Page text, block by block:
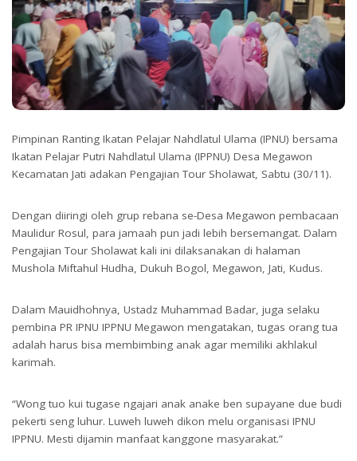
Pimpinan Ranting Ikatan Pelajar Nahdlatul Ulama (IPNU) bersama
Ikatan Pelajar Putri Nahdlatul Ulama (IPPNU) Desa Megawon
Kecamatan Jati adakan Pengajian Tour Sholawat, Sabtu (30/11).
Dengan diiringi oleh grup rebana se-Desa Megawon pembacaan
Maulidur Rosul, para jamaah pun jadi lebih bersemangat. Dalam
Pengajian Tour Sholawat kali ini dilaksanakan di halaman
Mushola Miftahul Hudha, Dukuh Bogol, Megawon, Jati, Kudus.
Dalam Mauidhohnya, Ustadz Muhammad Badar, juga selaku
pembina PR IPNU IPPNU Megawon mengatakan, tugas orang tua
adalah harus bisa membimbing anak agar memiliki akhlakul
karimah.
“Wong tuo kui tugase ngajari anak anake ben supayane due budi
pekerti seng luhur. Luweh luweh dikon melu organisasi IPNU
IPPNU. Mesti dijamin manfaat kanggone masyarakat.”